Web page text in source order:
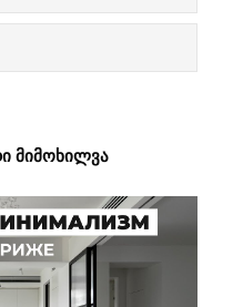
ᲛᲘᲛᲝᲮᲘᲚᲕᲐ